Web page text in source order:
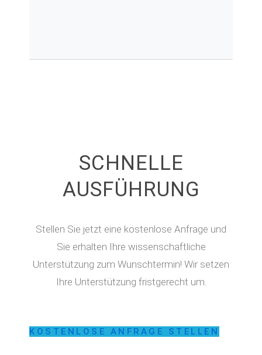
SCHNELLE
AUSFÜHRUNG
Stellen Sie jetzt eine kostenlose Anfrage und
Sie erhalten Ihre wissenschaftliche
Unterstützung zum Wunschtermin! Wir setzen
Ihre Unterstützung fristgerecht um.
KOSTENLOSE ANFRAGE STELLEN